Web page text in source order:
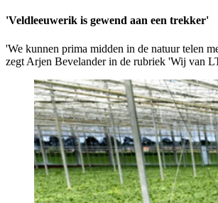
'Veldleeuwerik is gewend aan een trekker'
'We kunnen prima midden in de natuur telen
zegt Arjen Bevelander in de rubriek 'Wij van